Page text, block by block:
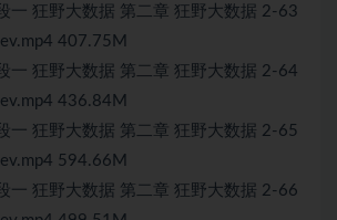
一 狂野大数据 第二章 狂野大数据 2-63
407.75M
一 狂野大数据 第二章 狂野大数据 2-64
436.84M
一 狂野大数据 第二章 狂野大数据 2-65
594.66M
一 狂野大数据 第二章 狂野大数据 2-66